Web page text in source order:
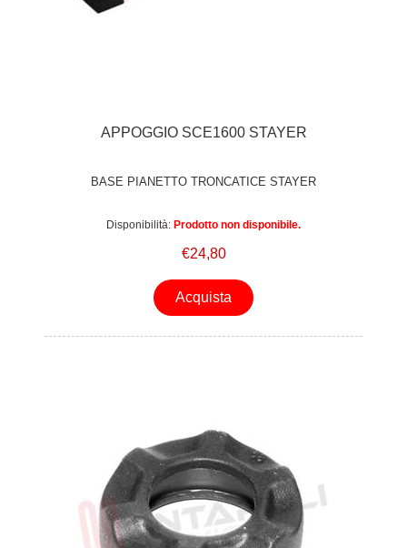
APPOGGIO SCE1600 STAYER
BASE PIANETTO TRONCATICE STAYER
Disponibilità: Prodotto non disponibile.
€24,80
Acquista